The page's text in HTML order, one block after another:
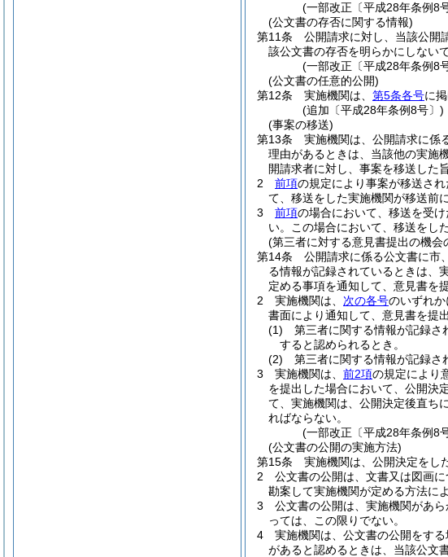
(一部改正〔平成28年条例8
(公文書の存否に関する情報)
第11条
公開請求に対し、当該公開
該公文書の存否を明らかにしない
(一部改正〔平成28年条例8
(公文書の任意的公開)
第12条
実施機関は、 第5条各号に
(追加〔平成28年条例8号〕)
(事案の移送)
第13条
実施機関は、公開請求に係
理由があるときは、当該他の実施
開請求者に対し、事案を移送した
2
前項の規定により事案が移送さ
て、移送をした実施機関が移送前
3
前項の場合において、移送を受
い。
この場合において、移送をし
(第三者に対する意見書提出の機会
第14条
公開請求に係る公文書に市
る情報が記録されているときは、
定める事項を通知して、意見書を
2
実施機関は、 次の各号のいずれ
書面により通知して、意見書を提
(1)
第三者に関する情報が記録さ
すると認められるとき。
(2)
第三者に関する情報が記録さ
3
実施機関は、 前2項の規定により
を提出した場合において、公開決
て、実施機関は、公開決定後直ち
ればならない。
(一部改正〔平成28年条例8
(公文書の公開の実施方法)
第15条
実施機関は、公開決定をし
2
公文書の公開は、文書又は図画
勘案して実施機関が定める方法に
3
公文書の公開は、実施機関があ
っては、この限りでない。
4
実施機関は、公文書の公開をす
があると認めるときは、当該公文